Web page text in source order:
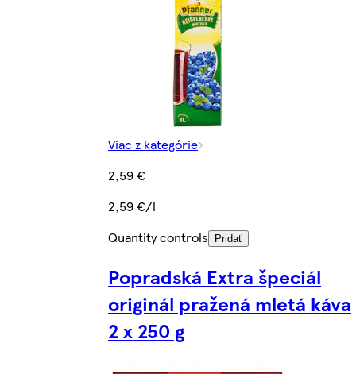
Viac z kategórie
2,59 €
2,59 €/l
Quantity controls
Pridať
Popradská Extra špeciál
originál pražená mletá káva
2 x 250 g